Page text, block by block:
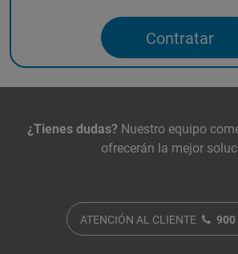
Contratar
¿Tienes dudas?Nuestro equipo
ofrecerán la mejor
ATENCIÓN AL CLIENTE 900